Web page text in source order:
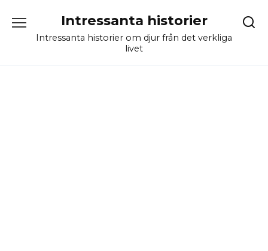
content
Intressanta historier
Intressanta historier om djur från det verkliga
livet